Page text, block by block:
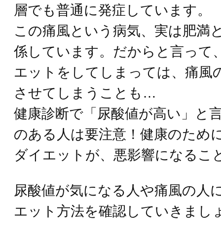
層でも普通に発症しています。
この痛風という病気、実は肥満
係しています。だからと言って
エットをしてしまっては、痛風
させてしまうことも…
健康診断で「尿酸値が高い」と
のある人は要注意！健康のため
ダイエットが、悪影響になるこ
尿酸値が気になる人や痛風の人
エット方法を確認していきまし